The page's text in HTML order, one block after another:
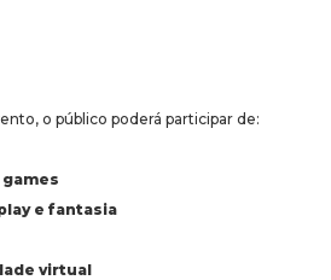
o público poderá participar de:
e fantasia
virtual